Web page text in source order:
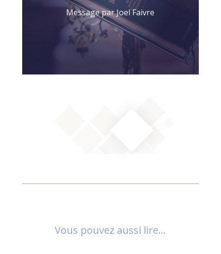
Message par Joel Faivre
Vous pouvez aussi lire…